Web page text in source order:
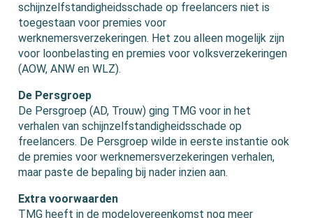
schijnzelfstandigheidsschade op freelancers niet is
toegestaan voor premies voor
werknemersverzekeringen. Het zou alleen mogelijk zijn
voor loonbelasting en premies voor volksverzekeringen
(AOW, ANW en WLZ).
De Persgroep
De Persgroep (AD, Trouw) ging TMG voor in het
verhalen van schijnzelfstandigheidsschade op
freelancers. De Persgroep wilde in eerste instantie ook
de premies voor werknemersverzekeringen verhalen,
maar paste de bepaling bij nader inzien aan.
Extra voorwaarden
TMG heeft in de modelovereenkomst nog meer